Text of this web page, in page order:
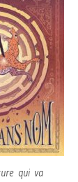
qui va